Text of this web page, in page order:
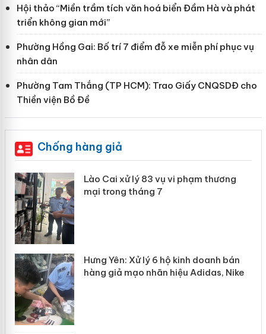
Hội thảo “Miền trầm tích văn hoá biển Đầm Hà và phát
triển không gian mới”
Phường Hồng Gai: Bố trí 7 điểm đỗ xe miễn phí phục vụ
nhân dân
Phường Tam Thắng (TP HCM): Trao Giấy CNQSDĐ cho
Thiền viện Bồ Đề
Chống hàng giả
vụ vi phạm thương
6 hộ kinh doanh bán
hiệu Adidas, Nike
Công an Thanh Hóa tìm
sản xuất, buôn bán yến
An Giang: Đối tượng chủ
bán hàng giả tại Phú